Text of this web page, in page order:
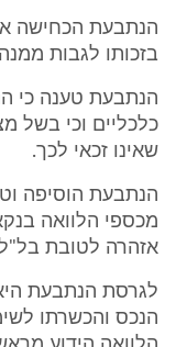
הנתבעת הכחישה
בזכותו לגבות
הנתבעת טענה כי
כלכליים וכי בשל
שאינו זכאי לכך.
הנתבעת הוסיפה
מכספי הלוואה
אזהרה לטובת
לגרסת הנתבעת
הנכס והכשרתו